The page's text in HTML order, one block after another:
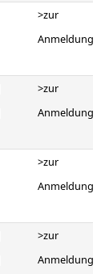
>zur
Anmeldung
>zur
Anmeldung
>zur
Anmeldung
>zur
Anmeldung